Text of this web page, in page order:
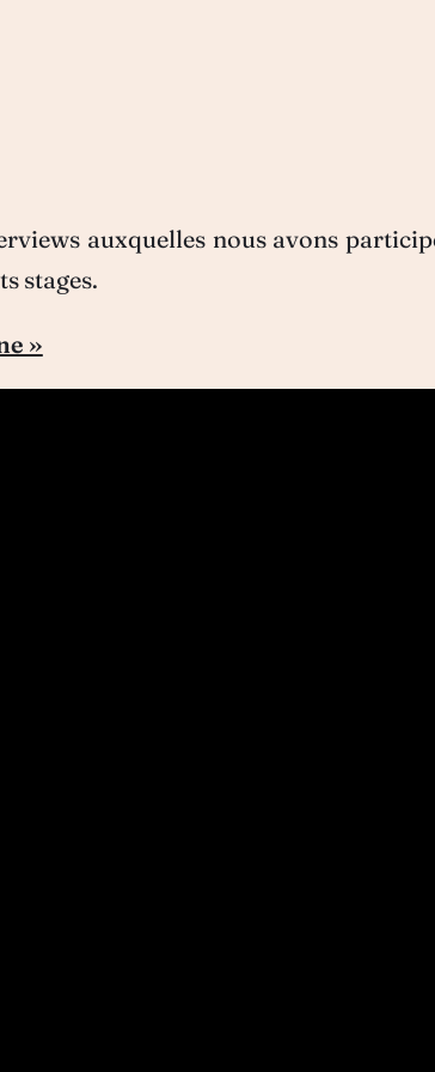
auxquelles nous avons
stages.
»